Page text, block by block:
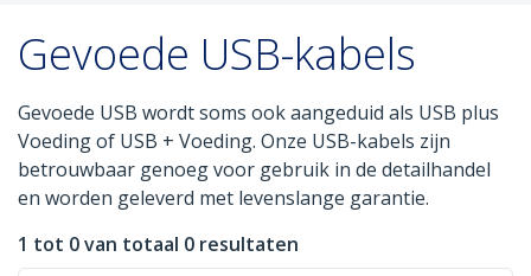
Gevoede USB-kabels
Gevoede USB wordt soms ook aangeduid als USB plus
Voeding of USB + Voeding. Onze USB-kabels zijn
betrouwbaar genoeg voor gebruik in de detailhandel
en worden geleverd met levenslange garantie.
1 tot 0 van totaal 0 resultaten